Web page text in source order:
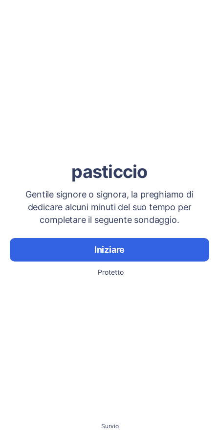
pasticcio
Gentile signore o signora, la preghiamo di
dedicare alcuni minuti del suo tempo per
completare il seguente sondaggio.
Iniziare
Protetto
Survio